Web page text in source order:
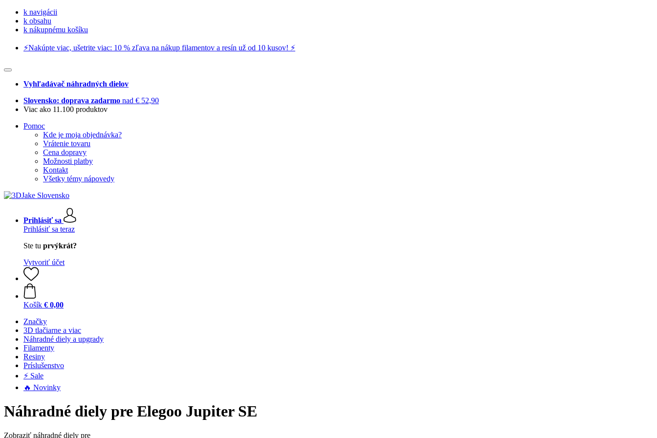
k navigácii
k obsahu
k nákupnému košíku
⚡️Nakúpte viac, ušetrite viac: 10 % zľava na nákup filamentov a resín už od 10 kusov! ⚡️
Vyhľadávač náhradných dielov
Slovensko: doprava zadarmo nad € 52,90
Viac ako 11.100 produktov
Pomoc
Kde je moja objednávka?
Vrátenie tovaru
Cena dopravy
Možnosti platby
Kontakt
Všetky témy nápovedy
Prihlásiť sa
Prihlásiť sa teraz
Ste tu prvýkrát?
Vytvoriť účet
Košík € 0,00
Značky
3D tlačiarne a viac
Náhradné diely a upgrady
Filamenty
Resiny
Príslušenstvo
⚡ Sale
🔥 Novinky
Náhradné diely pre Elegoo Jupiter SE
Zobraziť náhradné diely pre